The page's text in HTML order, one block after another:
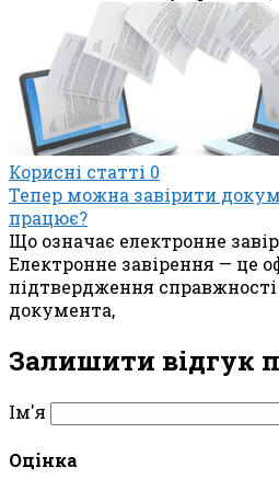
Корисні статті 0
Тепер можна завірити
працює?
Що означає електронне
Електронне завірення — це
підтвердження
документа,
Залишити відгук
Ім'я
Оцінка